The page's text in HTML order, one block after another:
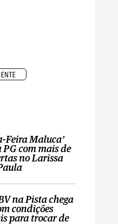
Feira Maluca’
PG com mais de
no Larissa
na Pista chega
condições
para trocar de